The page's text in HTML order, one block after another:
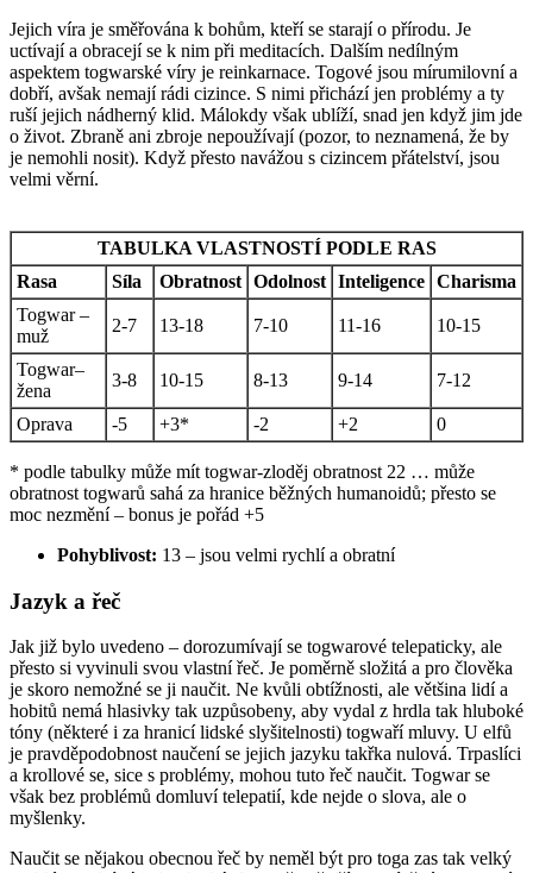
Jejich víra je směřována k bohům, kteří se starají o přírodu. Je
uctívají a obracejí se k nim při meditacích. Dalším nedílným
aspektem togwarské víry je reinkarnace. Togové jsou mírumilovní a
dobří, avšak nemají rádi cizince. S nimi přichází jen problémy a ty
ruší jejich nádherný klid. Málokdy však ublíží, snad jen když jim jde
o život. Zbraně ani zbroje nepoužívají (pozor, to neznamená, že by
je nemohli nosit). Když přesto navážou s cizincem přátelství, jsou
velmi věrní.
TABULKA VLASTNOSTÍ PODLE RAS
Rasa
Síla Obratnost Odolnost Inteligence Charisma
Togwar –
muž
2-7 13-18 7-10 11-16 10-15
Togwar–
žena
3-8 10-15 8-13 9-14 7-12
Oprava -5 +3* -2 +2 0
* podle tabulky může mít togwar-zloděj obratnost 22 … může
obratnost togwarů sahá za hranice běžných humanoidů; přesto se
moc nezmění – bonus je pořád +5
Pohyblivost: 13 – jsou velmi rychlí a obratní
Jazyk a řeč
Jak již bylo uvedeno – dorozumívají se togwarové telepaticky, ale
přesto si vyvinuli svou vlastní řeč. Je poměrně složitá a pro člověka
je skoro nemožné se ji naučit. Ne kvůli obtížnosti, ale většina lidí a
hobitů nemá hlasivky tak uzpůsobeny, aby vydal z hrdla tak hluboké
tóny (některé i za hranicí lidské slyšitelnosti) togwaří mluvy. U elfů
je pravděpodobnost naučení se jejich jazyku takřka nulová. Trpaslíci
a krollové se, sice s problémy, mohou tuto řeč naučit. Togwar se
však bez problémů domluví telepatií, kde nejde o slova, ale o
myšlenky.
Naučit se nějakou obecnou řeč by neměl být pro toga zas tak velký